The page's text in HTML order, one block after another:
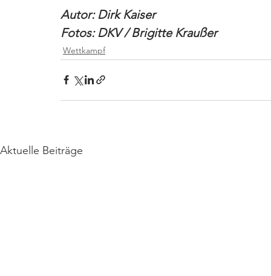
Autor: Dirk Kaiser
Fotos: DKV / Brigitte Kraußer
Wettkampf
Aktuelle Beiträge